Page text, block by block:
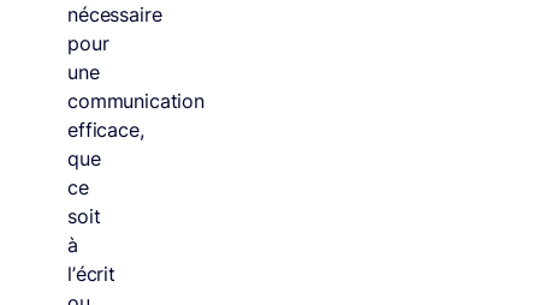
nécessaire
pour
une
communication
efficace,
que
ce
soit
à
l’écrit